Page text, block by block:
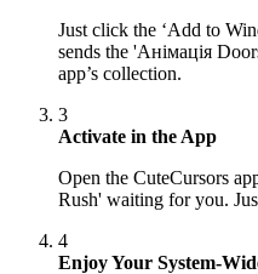
Just click the ‘Add to
sends the 'Анімація
app’s collection.
3
Activate in the App
Open the CuteCursors
Rush' waiting for you.
4
Enjoy Your System-